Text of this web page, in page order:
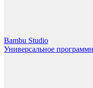
Bambu Studio
Универсальное